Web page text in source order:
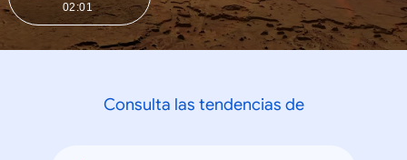
02:01
Consulta las tendencias de